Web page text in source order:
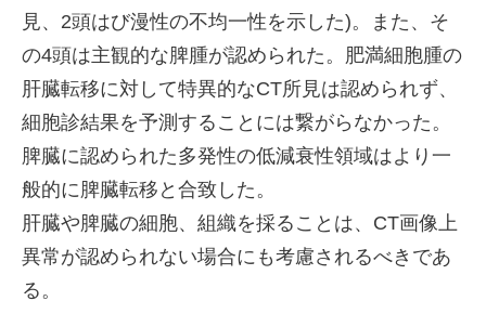
見、2頭はび漫性の不均一性を示した)。また、そ
の4頭は主観的な脾腫が認められた。肥満細胞腫の
肝臓転移に対して特異的なCT所見は認められず、
細胞診結果を予測することには繋がらなかった。
脾臓に認められた多発性の低減衰性領域はより一
般的に脾臓転移と合致した。
肝臓や脾臓の細胞、組織を採ることは、CT画像上
異常が認められない場合にも考慮されるべきであ
る。